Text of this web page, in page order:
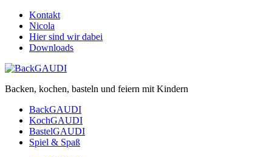
Kontakt
Nicola
Hier sind wir dabei
Downloads
Backen, kochen, basteln und feiern mit Kindern
BackGAUDI
KochGAUDI
BastelGAUDI
Spiel & Spaß